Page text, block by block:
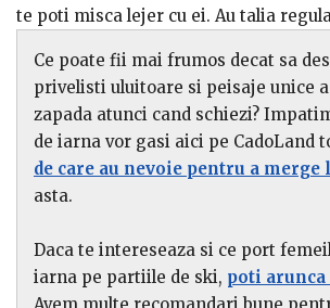
te poti misca lejer cu ei. Au talia
Ce poate fii mai frumos decat sa
privelisti uluitoare si peisaje unice
zapada atunci cand schiezi?
de iarna vor gasi aici pe CadoLand
de care au nevoie pentru a merge
asta.
Daca te intereseaza si ce port
iarna pe partiile de ski, poti